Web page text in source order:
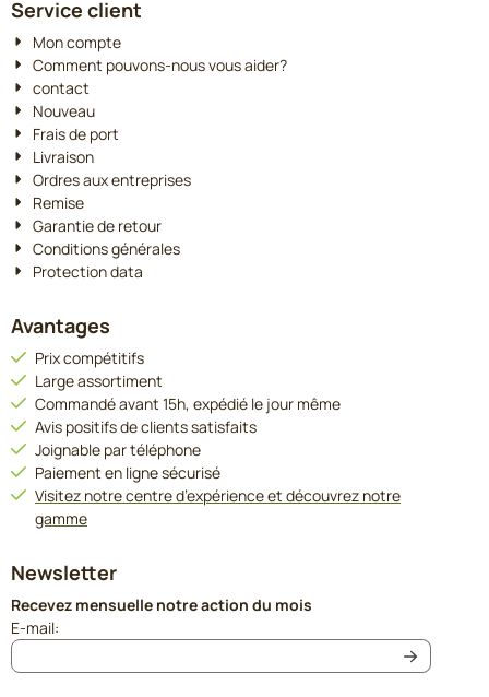
Service client
Mon compte
Comment pouvons-nous vous aider?
contact
Nouveau
Frais de port
Livraison
Ordres aux entreprises
Remise
Garantie de retour
Conditions générales
Protection data
Avantages
Prix compétitifs
Large assortiment
Commandé avant 15h, expédié le jour même
Avis positifs de clients satisfaits
Joignable par téléphone
Paiement en ligne sécurisé
Visitez notre centre d’expérience et découvrez notre
gamme
Newsletter
Recevez mensuelle notre action du mois
E-mail: